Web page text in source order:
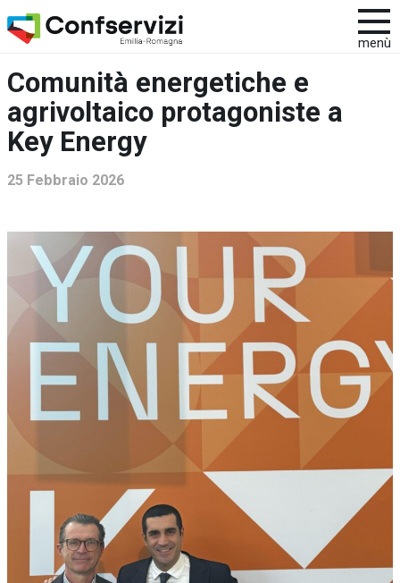
menù
Comunità energetiche e
agrivoltaico protagoniste a
Key Energy
25 Febbraio 2026